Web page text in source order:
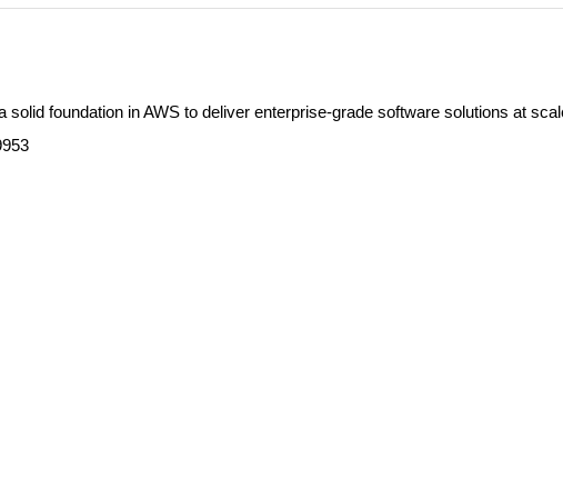
solid foundation in AWS to deliver enterprise-grade software solutions at